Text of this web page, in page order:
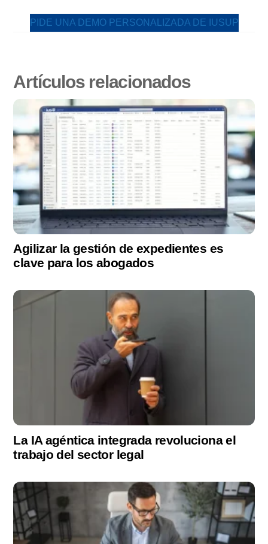
PIDE UNA DEMO PERSONALIZADA DE IUSUP
Agilizar la gestión de expedientes es
clave para los abogados
La IA agéntica integrada revoluciona el
trabajo del sector legal